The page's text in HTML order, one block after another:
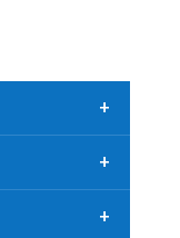
+
+
+